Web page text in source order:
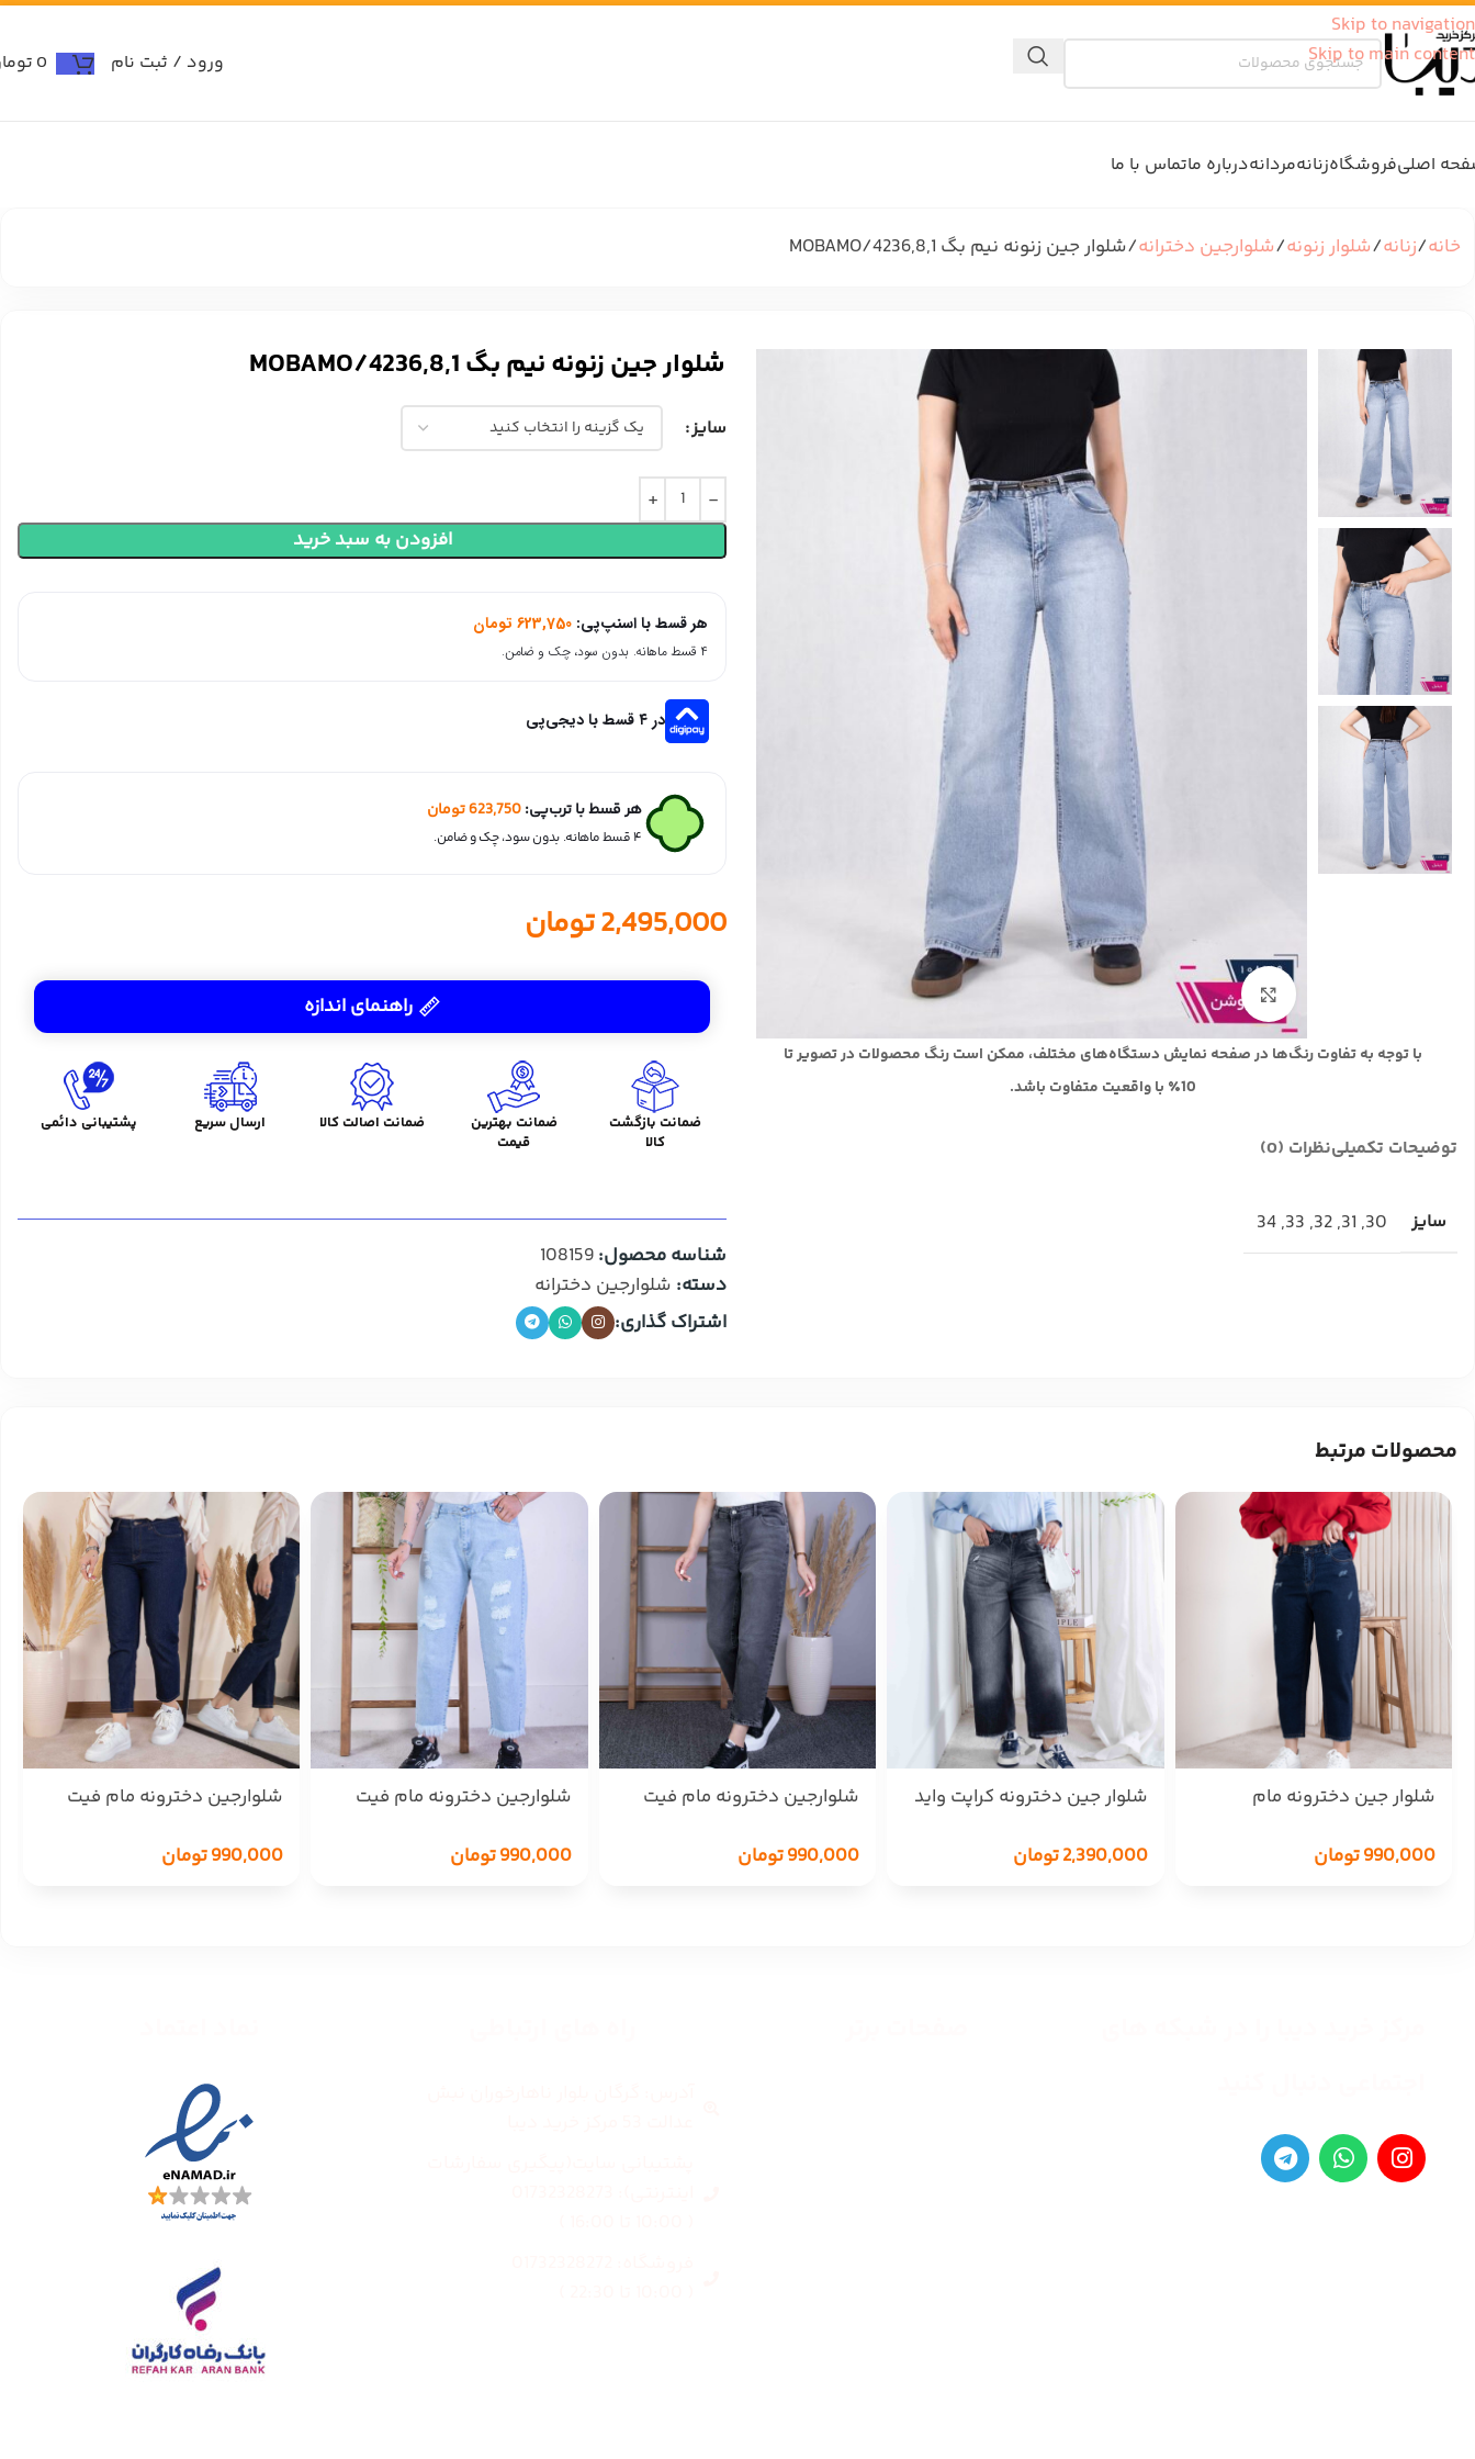
Skip to navigation
Skip to main content
ورود / ثبت نام 0
اصلیفروشگاهزنانهمردانهدرباره ماتماس با ما
خانه زنانه شلوار زنونه شلوارجین دخترانه شلوار جین زنونه نیم بگ MOBAMO/4236,8,1
بزرگنمایی تصویر
با توجه به تفاوت رنگ‌ها در صفحه نمایش دستگاه‌های مختلف، ممکن است رنگ محصولات در تصویر تا
10٪ با واقعیت متفاوت باشد.
توضیحات تکمیلینظرات (0)
سایز 30
,
31
,
32
,
33
,
34
شلوار جین زنونه نیم بگ MOBAMO/4236,8,1
سایز
افزودن به سبد خرید
هر قسط با اسنپ‌پی: 623,750 تومان
۴ قسط ماهانه. بدون سود، چک و ضامن.
در ۴ قسط با دیجی‌پی
هر قسط با ترب‌پی:623,750تومان
۴ قسط ماهانه. بدون سود، چک و ضامن.
2,495,000تومان
راهنمای اندازه
ضمانت بازگشت
کالا
ضمانت بهترین
قیمت
ضمانت اصالت کالا ارسال سریع پشتیبانی دائمی
شناسه محصول:108159
دسته: شلوارجین دخترانه
اشتراک گذاری:
محصولات مرتبط
شلوار جین دخترونه مام
990,000تومان
شلوار جین دخترونه کراپت واید
2,390,000تومان
شلوارجین دخترونه مام فیت
990,000تومان
شلوارجین دخترونه مام فیت
990,000تومان
شلوارجین دخترونه مام فیت
990,000تومان